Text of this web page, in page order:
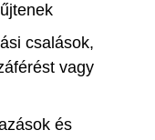
csalások,
vagy
és